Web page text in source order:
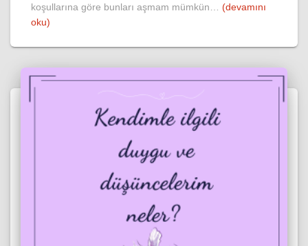
koşullarına göre bunları aşmam mümkün… (devamını
oku)